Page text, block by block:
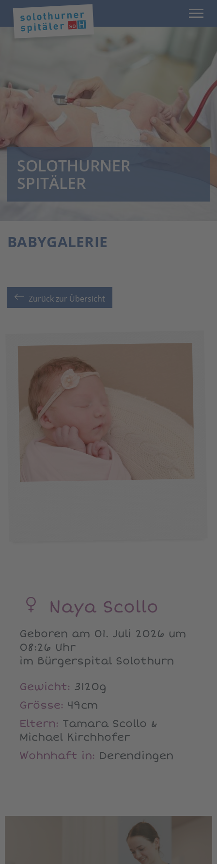
SOLOTHURNER
SPITÄLER
BABYGALERIE
Zurück zur Übersicht
Naya Scollo
Geboren am 01. Juli 2026 um
08:26 Uhr
im Bürgerspital Solothurn
Gewicht: 3120g
Grösse: 49cm
Eltern: Tamara Scollo &
Michael Kirchhofer
Wohnhaft in: Derendingen